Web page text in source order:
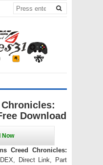
Download
Creed Chronicles:
Direct Link, Part